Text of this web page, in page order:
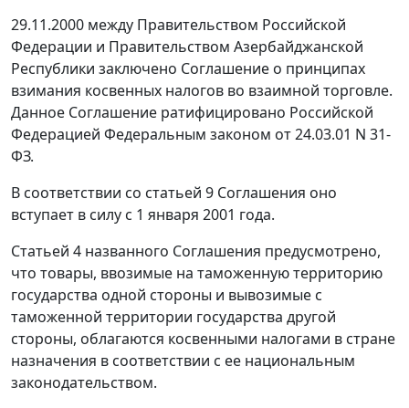
29.11.2000 между Правительством Российской
Федерации и Правительством Азербайджанской
Республики заключено Соглашение о принципах
взимания косвенных налогов во взаимной торговле.
Данное Соглашение ратифицировано Российской
Федерацией Федеральным законом от 24.03.01 N 31-
ФЗ.
В соответствии со статьей 9 Соглашения оно
вступает в силу с 1 января 2001 года.
Статьей 4 названного Соглашения предусмотрено,
что товары, ввозимые на таможенную территорию
государства одной стороны и вывозимые с
таможенной территории государства другой
стороны, облагаются косвенными налогами в стране
назначения в соответствии с ее национальным
законодательством.